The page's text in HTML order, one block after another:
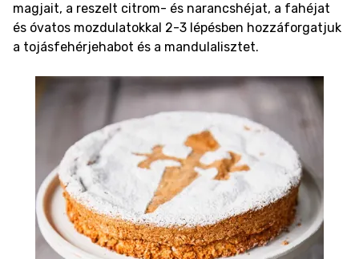
magjait, a reszelt citrom- és narancshéjat, a fahéjat
és óvatos mozdulatokkal 2-3 lépésben hozzáforgatjuk
a tojásfehérjehabot és a mandulalisztet.